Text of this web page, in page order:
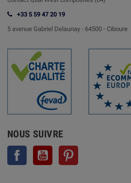
+33 5 59 47 20 19
5 avenue Gabriel Delaunay - 64500 - Ciboure
NOUS SUIVRE
Facebook YouTube